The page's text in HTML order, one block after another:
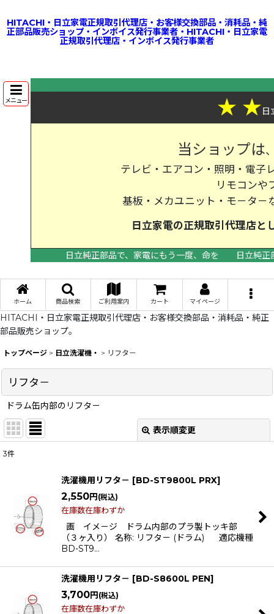
HITACHI・日立家電正規取引代理店・お客様交換部品・消耗品・純
正部品販売ショップ・インボイス発行事業者・HITACHI・日立家電
正規取引代理店・インボイス発行事業者
メニュー ★ ★日
当ショップは
テレビ・エアコン・照明・電子
リモコンや
基板・メカユニット・モ－タ－
日立家電の正規取引代理店
日立純正部品で、家電にもう一度、命を
日立純
ホーム 商品検索 ご利用案内 カート マイページ
HITACHI・日立家電正規取引代理店・お客様交換部品・消耗品・純正
部品販売ショップ。
トップページ > 日立洗濯機・ > リフタ－
リフタ－
ドラム缶内部のリフタ－
表示順変更
在庫あり
並び順:
3件
洗濯機用リフタ－ [BD-ST9800L PRX]
2,550円 (税込)
在庫数在庫わずか
画 イメ－ジ ドラム内部のプラ製トッキ部
（３ヶ入り） 名称: リフタ－ (ドラム) 適応機種
BD-ST9…
洗濯機用リフタ－ [BD-S8600L PEN]
3,700円 (税込)
在庫数在庫わずか